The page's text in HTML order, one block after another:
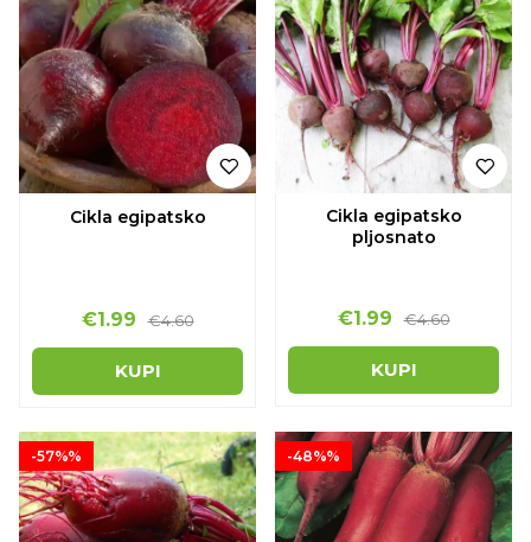
Cikla egipatsko
€1.99 €4.60
KUPI
Cikla egipatsko
pljosnato
€1.99 €4.60
KUPI
-57%% -48%%